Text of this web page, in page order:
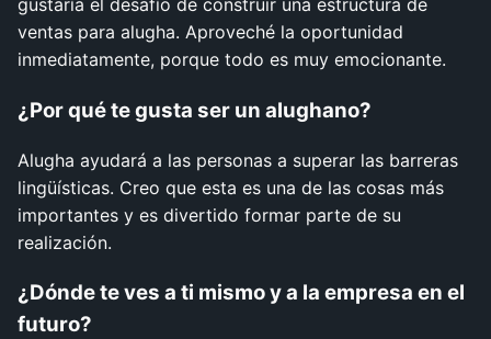
gustaría el desafío de construir una estructura de
ventas para alugha. Aproveché la oportunidad
inmediatamente, porque todo es muy emocionante.
¿Por qué te gusta ser un alughano?
Alugha ayudará a las personas a superar las barreras
lingüísticas. Creo que esta es una de las cosas más
importantes y es divertido formar parte de su
realización.
¿Dónde te ves a ti mismo y a la empresa en el
futuro?